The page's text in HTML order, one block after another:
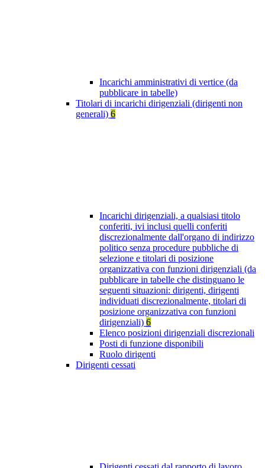
Incarichi amministrativi di vertice (da
pubblicare in tabelle)
Titolari di incarichi dirigenziali (dirigenti non
generali) 6
Incarichi dirigenziali, a qualsiasi titolo
conferiti, ivi inclusi quelli conferiti
discrezionalmente dall'organo di indirizzo
politico senza procedure pubbliche di
selezione e titolari di posizione
organizzativa con funzioni dirigenziali (da
pubblicare in tabelle che distinguano le
seguenti situazioni: dirigenti, dirigenti
individuati discrezionalmente, titolari di
posizione organizzativa con funzioni
dirigenziali) 6
Elenco posizioni dirigenziali discrezionali
Posti di funzione disponibili
Ruolo dirigenti
Dirigenti cessati